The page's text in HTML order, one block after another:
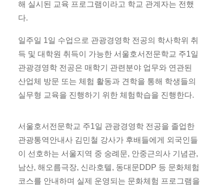
해 실시된 교육 프로그램이라고 학교 관계자는 전했
다.
일주일 1일 수업으로 관광경영학 전공의 학사학위 취
득 및 대학원 취득이 가능한 서울호서전문학교 주1일
관광경영학 전공은 매학기 관련분야 업무와 연관된
산업체 방문 또는 체험 활동과 견학을 통해 학생들의
실무형 교육을 진행하기 위한 체험학습을 진행한다.
서울호서전문학교 주1일 관광경영학 전공을 졸업한
관광통역안내사 김민철 강사가 후배들에게 외국인들
이 선호하는 서울지역 중 숭례문, 안중근의사 기념관,
남산, 해오름극장, 신라호텔, 동대문DDP 등 문화체험
코스를 안내하며 실제 운영되는 문화체험 프로그램을